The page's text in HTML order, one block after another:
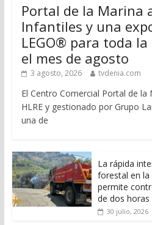
Portal de la Marina
Infantiles y una
LEGO® para toda
el mes de agosto
3 agosto, 2026 tvdenia.com
El Centro Comercial Portal de la
HLRE y gestionado por Grupo
una de
La rápida
forestal en la
permite
de dos horas
30 julio, 2026